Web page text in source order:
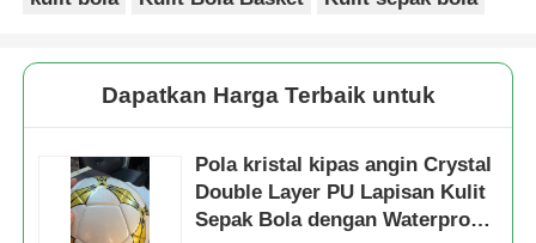
Dapatkan Harga Terbaik untuk
Pola kristal kipas angin Crystal
Double Layer PU Lapisan Kulit
Sepak Bola dengan Waterproof